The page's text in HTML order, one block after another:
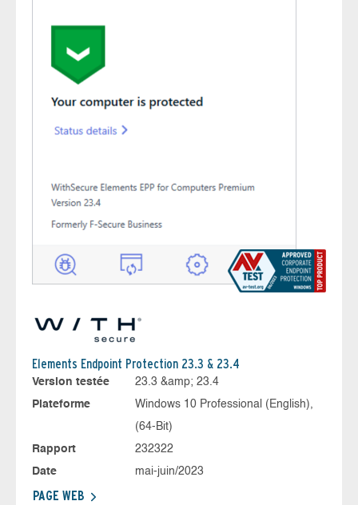
Elements Endpoint Protection 23.3 & 23.4
Version testée
23.3 &amp; 23.4
Plateforme
Windows 10 Professional (English),
(64-Bit)
Rapport
232322
Date
mai-juin/2023
PAGE WEB